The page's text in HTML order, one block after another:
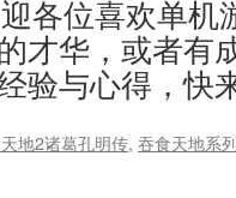
各位喜欢单
才华，或者有
验与心得，快
地2诸葛孔明传, 吞食天地系